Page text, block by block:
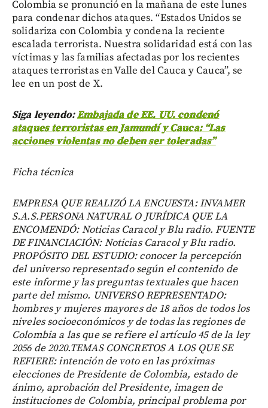
Colombia se pronunció en la mañana de este lunes
para condenar dichos ataques. “Estados Unidos se
solidariza con Colombia y condena la reciente
escalada terrorista. Nuestra solidaridad está con las
víctimas y las familias afectadas por los recientes
ataques terroristas en Valle del Cauca y Cauca”, se
lee en un post de X.
Siga leyendo:Embajada de EE. UU. condenó
ataques terroristas en Jamundí y Cauca: “Las
acciones violentas no deben ser toleradas”
Ficha técnica
EMPRESA QUE REALIZÓ LA ENCUESTA: INVAMER
S.A.S.PERSONA NATURAL O JURÍDICA QUE LA
ENCOMENDÓ: Noticias Caracol y Blu radio. FUENTE
DE FINANCIACIÓN: Noticias Caracol y Blu radio.
PROPÓSITO DEL ESTUDIO: conocer la percepción
del universo representado según el contenido de
este informe y las preguntas textuales que hacen
parte del mismo. UNIVERSO REPRESENTADO:
hombres y mujeres mayores de 18 años de todos los
niveles socioeconómicos y de todas las regiones de
Colombia a las que se refiere el artículo 45 de la ley
2056 de 2020.TEMAS CONCRETOS A LOS QUE SE
REFIERE: intención de voto en las próximas
elecciones de Presidente de Colombia, estado de
ánimo, aprobación del Presidente, imagen de
instituciones de Colombia, principal problema por